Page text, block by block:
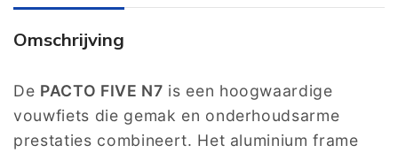
Omschrijving
De PACTO FIVE N7 is een hoogwaardige
vouwfiets die gemak en onderhoudsarme
prestaties combineert. Het aluminium frame